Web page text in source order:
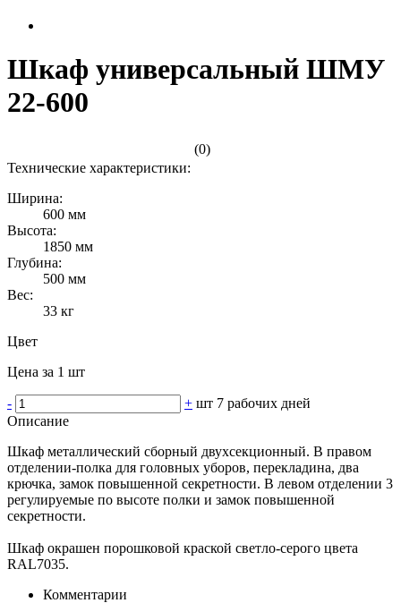
Шкаф универсальный ШМУ
22-600
(0)
Технические характеристики:
Ширина:
600 мм
Высота:
1850 мм
Глубина:
500 мм
Вес:
33 кг
Цвет
Цена за 1 шт
- + шт 7 рабочих дней
Описание
Шкаф металлический сборный двухсекционный. В правом
отделении-полка для головных уборов, перекладина, два
крючка, замок повышенной секретности. В левом отделении 3
регулируемые по высоте полки и замок повышенной
секретности.
Шкаф окрашен порошковой краской светло-серого цвета
RAL7035.
Комментарии